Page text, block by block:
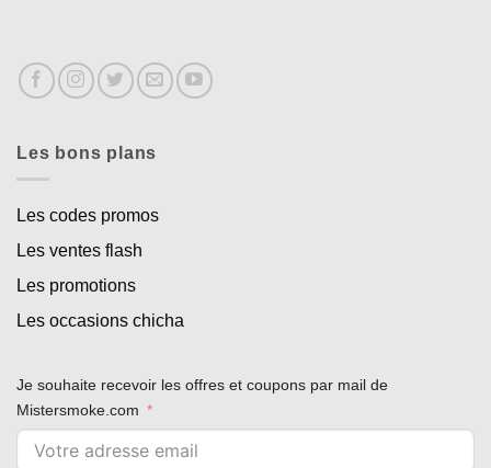
Les bons plans
Les codes promos
Les ventes flash
Les promotions
Les occasions chicha
Je souhaite recevoir les offres et coupons par mail de
Mistersmoke.com